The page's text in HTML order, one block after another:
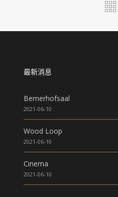
最新消息
Bernerhofsaal
2021-06-10
Wood Loop
2021-06-10
Cinema
2021-06-10